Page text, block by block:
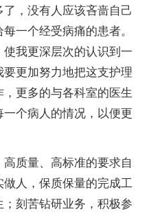
，没有人应该吝啬自己
一个经受病痛的患者。
我更深层次的认识到一
更加努力地把这支护理
更多的与各科室的医生
个病人的情况，以便更
质量、高标准的要求自
人，保质保量的完成工
刻苦钻研业务，积极参